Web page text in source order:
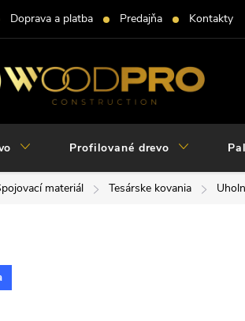
Doprava a platba Predajňa Kontakty
Profilované drevo
materiál Tesárske kovania